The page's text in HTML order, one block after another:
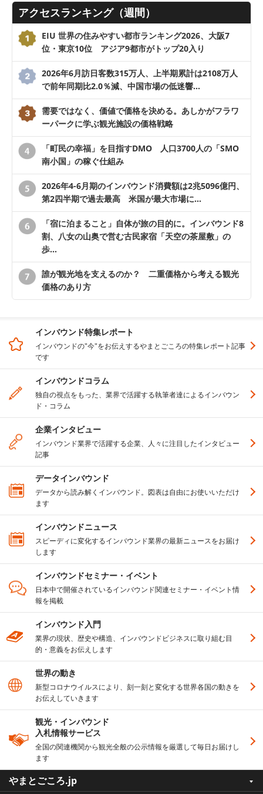
アクセスランキング（週間）
EIU 世界の住みやすい都市ランキング2026、大阪7
位・東京10位 アジア9都市がトップ20入り
2026年6月訪日客数315万人、上半期累計は2108万人
で前年同期比2.0％減、中国市場の低迷響…
需要ではなく、価値で価格を決める。あしかがフラワ
ーパークに学ぶ観光施設の価格戦略
「町民の幸福」を目指すDMO 人口3700人の「SMO
南小国」の稼ぐ仕組み
2026年4-6月期のインバウンド消費額は2兆5096億円、
第2四半期で過去最高 米国が最大市場に…
「宿に泊まること」自体が旅の目的に。インバウンド8
割、八女の山奥で営む古民家宿「天空の茶屋敷」の
歩…
誰が観光地を支えるのか？ 二重価格から考える観光
価格のあり方
インバウンド特集レポート
インバウンドの"今"をお伝えするやまとごころの特集レポート記事
です
インバウンドコラム
独自の視点をもった、業界で活躍する執筆者達によるインバウン
ド・コラム
企業インタビュー
インバウンド業界で活躍する企業、人々に注目したインタビュー
記事
データインバウンド
データから読み解くインバウンド。図表は自由にお使いいただけ
ます
インバウンドニュース
スピーディに変化するインバウンド業界の最新ニュースをお届け
します
インバウンドセミナー・イベント
日本中で開催されているインバウンド関連セミナー・イベント情
報を掲載
インバウンド入門
業界の現状、歴史や構造、インバウンドビジネスに取り組む目
的・意義をお伝えします
世界の動き
新型コロナウイルスにより、刻一刻と変化する世界各国の動きを
お伝えしていきます
観光・インバウンド
入札情報サービス
全国の関連機関から観光全般の公示情報を厳選して毎日お届けし
ます
やまとごころ.jp